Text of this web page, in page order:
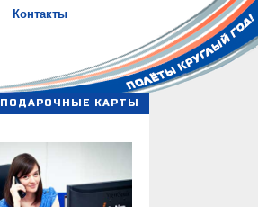
Контакты
ПОДАРОЧНЫЕ КАРТЫ